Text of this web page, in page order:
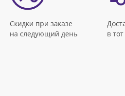
Скидки при заказе
на следующий день
в